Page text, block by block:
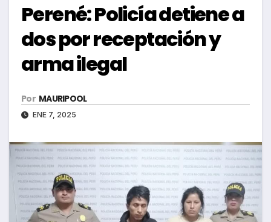
Perené: Policía detiene a
dos por receptación y
arma ilegal
Por MAURIPOOL
ENE 7, 2025